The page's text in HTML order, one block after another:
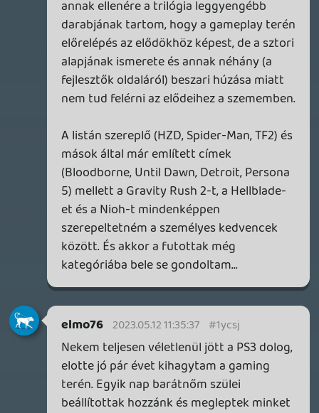
Egyszerű a magyarázat: indie-cuccokkal
inkább PC-n szoktam játszani
(mostanában ez szinte kizárólag a Deck-et
jelenti nálam), az emulált / visszafelé
kompatibilis / remastered címek pedig - a
fenti "szabályok" értelmében - kapásból
nem is szerepelhettek volna. 🙂
A Detroit amúgy esélyes lenne, de sajnos
az pont kimaradt eddig. A LiS megvolt,
imádtam (tervezem újrajátszani
hamarosan), de a könnyebbség kedvéért
előbbi kategóriához sorolom és egyébként
is különválasztanám őket, mert nehéz
beleférni a tízbe. Nagyjából
reprezentatív összegzésre törekedtem
arról, számomra mit képvisel a PS4.
Stadia HUN 2023.05.09 09:14:19
Stadia HUN 2023.05.09 09:14:19 #1ycfn
Hogy mennyire szubjektív egy ilyen lista,
darabbal játszottam (Tony Hawk), persze
több is megvan, de mások a prioritások. Az
én kedvenceim eddig:
Fall Guys